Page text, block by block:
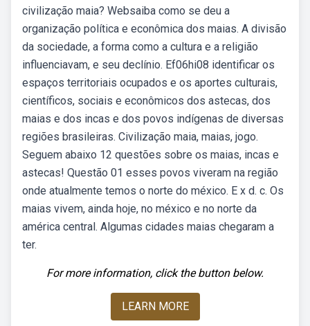
civilização maia? Websaiba como se deu a
organização política e econômica dos maias. A divisão
da sociedade, a forma como a cultura e a religião
influenciavam, e seu declínio. Ef06hi08 identificar os
espaços territoriais ocupados e os aportes culturais,
científicos, sociais e econômicos dos astecas, dos
maias e dos incas e dos povos indígenas de diversas
regiões brasileiras. Civilização maia, maias, jogo.
Seguem abaixo 12 questões sobre os maias, incas e
astecas! Questão 01 esses povos viveram na região
onde atualmente temos o norte do méxico. E x d. c. Os
maias vivem, ainda hoje, no méxico e no norte da
américa central. Algumas cidades maias chegaram a
ter.
For more information, click the button below.
LEARN MORE